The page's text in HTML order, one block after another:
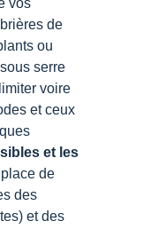
vos
de
ou
serre
voire
et ceux
et les
de
des
et des